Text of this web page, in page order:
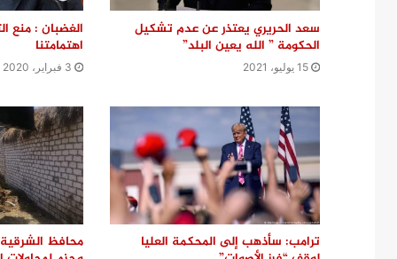
سعد الحريري يعتذر عن عدم تشكيل
الحكومة ” الله يعين البلد”
15 يوليو، 2021
الغضبان : منع
اهتمامتنا
3 فبراير، 2020
ترامب: سأذهب إلى المحكمة العليا
محافظ